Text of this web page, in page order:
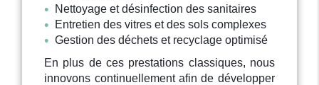
Nettoyage et désinfection des sanitaires
Entretien des vitres et des sols complexes
Gestion des déchets et recyclage optimisé
En plus de ces prestations classiques, nous
innovons continuellement afin de développer